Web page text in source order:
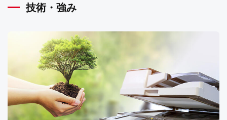
技術・強み